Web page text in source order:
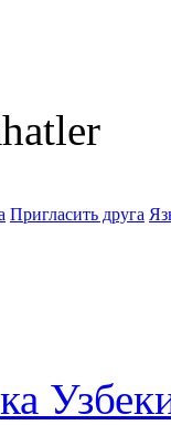
Пригласить друга